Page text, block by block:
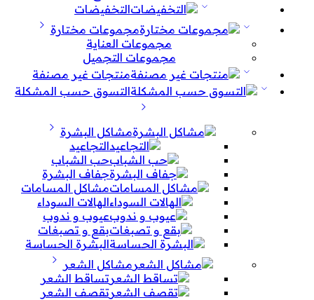
التخفيضات
مجموعات مختارة
مجموعات العناية
مجموعات التجميل
منتجات غير مصنفة
التسوق حسب المشكلة
مشاكل البشرة
التجاعيد
حب الشباب
جفاف البشرة
مشاكل المسامات
الهالات السوداء
عيوب و ندوب
بقع و تصبغات
البشرة الحساسة
مشاكل الشعر
تساقط الشعر
تقصف الشعر